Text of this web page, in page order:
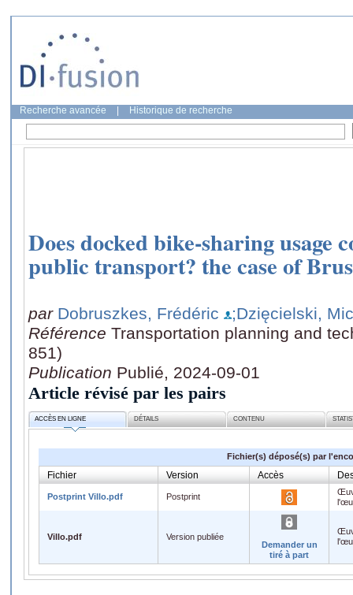
Recherche avancée Historique de recherche
Does docked bike-sharing usage
public transport? the case of
par Dobruszkes, Frédéric
;Dzięcielski,
Référence Transportation planning and
851)
Publication Publié, 2024-09-01
Article révisé par les pairs
ACCÈS EN LIGNE DÉTAILS CONTENU
Fichier(s) déposé(s) par
Fichier Version Accès
Postprint Villo.pdf Postprint
Villo.pdf
Version publiée
Demander un
tiré à part